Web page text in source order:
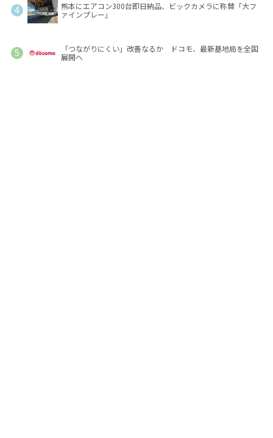
熊本にエアコン300台即日納品、ビックカメラに称賛「大フ
ァインプレー」
「つながりにくい」改善なるか ドコモ、最新基地局を全国
展開へ